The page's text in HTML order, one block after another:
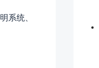
系统、